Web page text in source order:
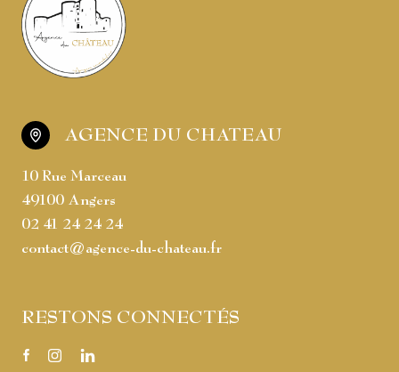
AGENCE DU CHATEAU
02 41 24 24 24
contact@agence-du-chateau.fr
10 Rue Marceau
49100 Angers
RESTONS CONNECTÉS